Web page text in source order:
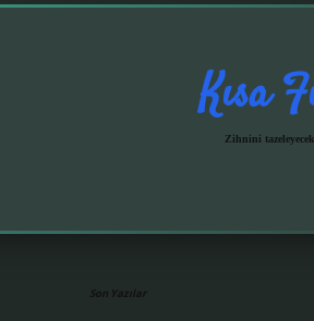
Kısa
Zihnini
Son Yazılar